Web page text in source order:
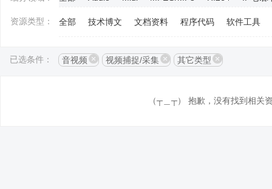
资源类型： 全部 技术博文 文档资料 程序代码 软件工具
已选条件： 音视频 视频捕捉/采集 其它类型
（┬＿┬） 抱歉，没有找到相关